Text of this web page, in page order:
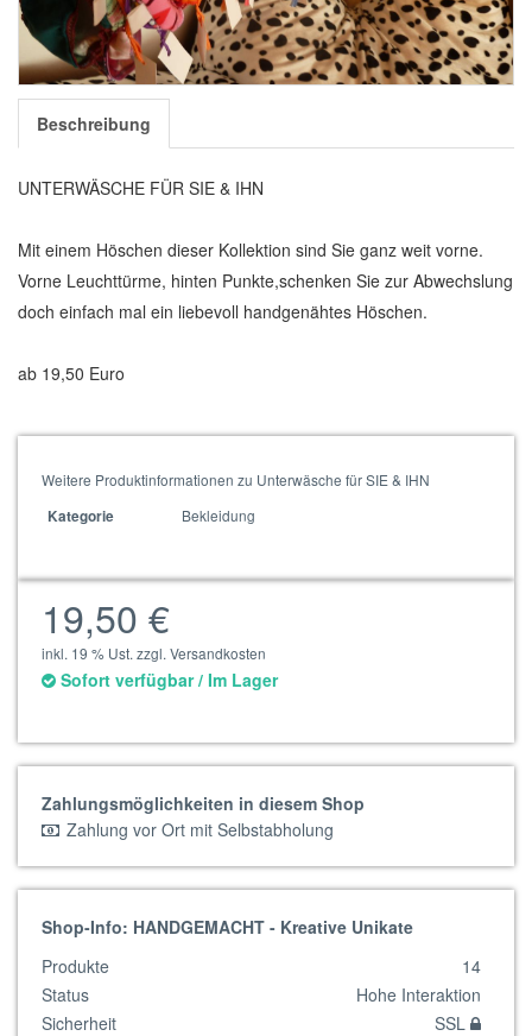
Beschreibung
UNTERWÄSCHE FÜR SIE & IHN
Mit einem Höschen dieser Kollektion sind Sie ganz weit vorne.
Vorne Leuchttürme, hinten Punkte,schenken Sie zur Abwechslung
doch einfach mal ein liebevoll handgenähtes Höschen.
ab 19,50 Euro
Weitere Produktinformationen zu Unterwäsche für SIE & IHN
Kategorie
Bekleidung
19,50 €
inkl. 19 % Ust. zzgl. Versandkosten
Sofort verfügbar / Im Lager
Zahlungsmöglichkeiten in diesem Shop
Zahlung vor Ort mit Selbstabholung
Shop-Info: HANDGEMACHT - Kreative Unikate
Produkte
14
Status
Hohe Interaktion
Sicherheit
SSL